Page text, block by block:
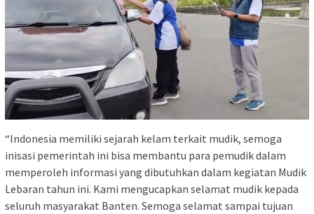
“Indonesia memiliki sejarah kelam terkait mudik, semoga
inisasi pemerintah ini bisa membantu para pemudik dalam
memperoleh informasi yang dibutuhkan dalam kegiatan Mudik
Lebaran tahun ini. Kami mengucapkan selamat mudik kepada
seluruh masyarakat Banten. Semoga selamat sampai tujuan